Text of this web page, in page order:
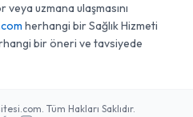
uzmana ulaşmasını
herhangi bir Sağlık Hizmeti
bir öneri ve tavsiyede
Tüm Hakları Saklıdır.